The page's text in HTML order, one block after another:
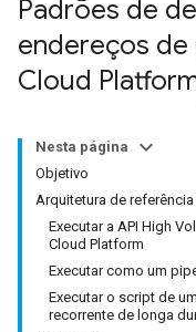
Padrões de
endereços de
Cloud
Nesta página
Objetivo
Arquitetura de
Executar a API High
Cloud Platform
Executar como um
Executar o script de
recorrente de longa